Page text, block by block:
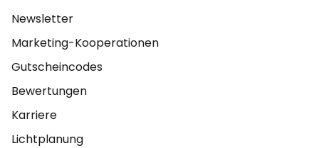
Newsletter
Marketing-Kooperationen
Gutscheincodes
Bewertungen
Karriere
Lichtplanung